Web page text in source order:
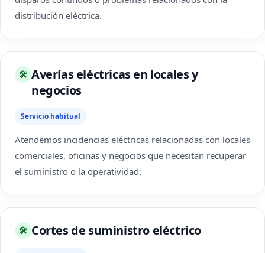
distribución eléctrica.
🛠 Averías eléctricas en locales y
negocios
Servicio habitual
Atendemos incidencias eléctricas relacionadas con locales
comerciales, oficinas y negocios que necesitan recuperar
el suministro o la operatividad.
🛠 Cortes de suministro eléctrico